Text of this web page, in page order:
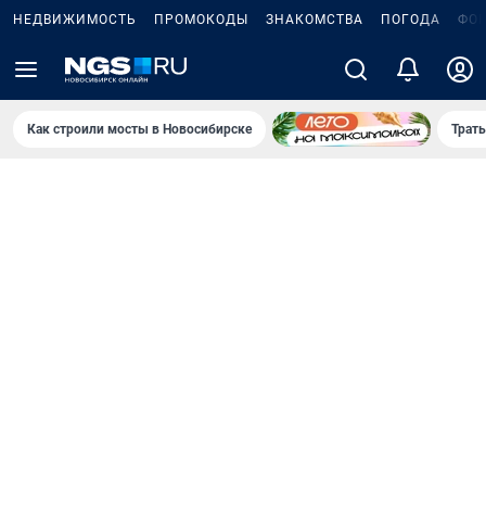
НЕДВИЖИМОСТЬ ПРОМОКОДЫ ЗНАКОМСТВА ПОГОДА
Как строили мосты в Новосибирске